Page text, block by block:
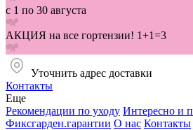
с 1 по 30 августа
АКЦИЯ на все гортензии! 1+1=3
Уточнить адрес доставки
Контакты
Еще
Рекомендации по уходу Интересно и
Фиксгарден.гарантии О нас Контакты